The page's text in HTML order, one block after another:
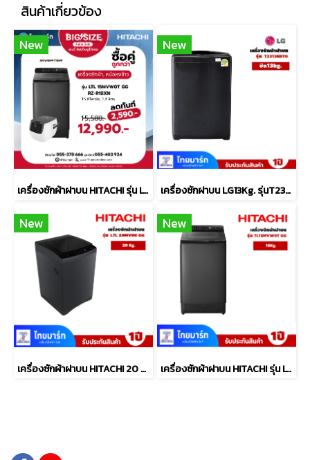
สินค้าเกี่ยวข้อง
New
เครื่องซักผ้าฝาบน HITACHI รุ่น LTL 15MVW0T GG 15 กก. พร้อม หม้อหุงข้าว 1.8 ลิตร รุ่น RZ-R18XN
New
เครื่องซักฝาบน LG13Kg. รุ่นT2313NBTO
New
เครื่องซักผ้าฝาบน HITACHI 20 กก. รุ่นLTL 20MV00 GG
New
เครื่องซักผ้าฝาบน HITACHI รุ่น LTL 15MVW0T GG 15 กก.